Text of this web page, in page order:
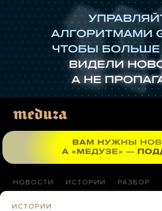
НОВОСТИ ИСТОРИИ РАЗБОР
ИСТОРИИ